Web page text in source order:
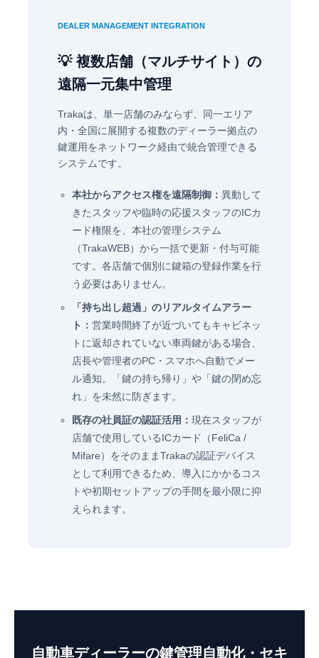
DEALER MANAGEMENT INTEGRATION
💡 複数店舗（マルチサイト）の
遠隔一元集中管理
Trakaは、単一店舗のみならず、同一エリア
内・全国に展開する複数のディーラー拠点の
鍵運用をネットワーク経由で統合管理できる
システムです。
本社からアクセス権を遠隔制御： 異動して
きたスタッフや臨時の応援スタッフのICカ
ード権限を、本社の管理システム
（TrakaWEB）から一括で更新・付与可能
です。各店舗で個別に鍵箱の登録作業を行
う必要はありません。
「持ち出し超過」のリアルタイムアラー
ト： 営業時間終了が近づいてもキャビネッ
トに返却されていない車両鍵がある場合、
店長や管理者のPC・スマホへ自動でメー
ル通知。「鍵の持ち帰り」や「鍵の閉め忘
れ」を未然に防ぎます。
既存の社員証の認証活用： 現在スタッフが
店舗で使用しているICカード（FeliCa /
Mifare）をそのままTrakaの認証デバイス
として利用できるため、導入にかかるコス
トや初期セットアップの手間を最小限に抑
えられます。
自動車ディーラーの鍵管理自動化・セキ